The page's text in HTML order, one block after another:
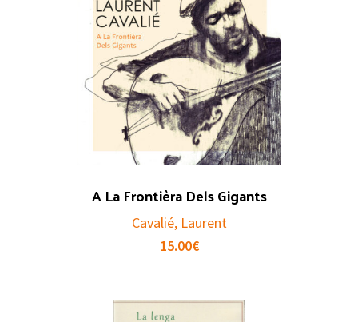
A La Frontièra Dels Gigants
Cavalié, Laurent
15.00€